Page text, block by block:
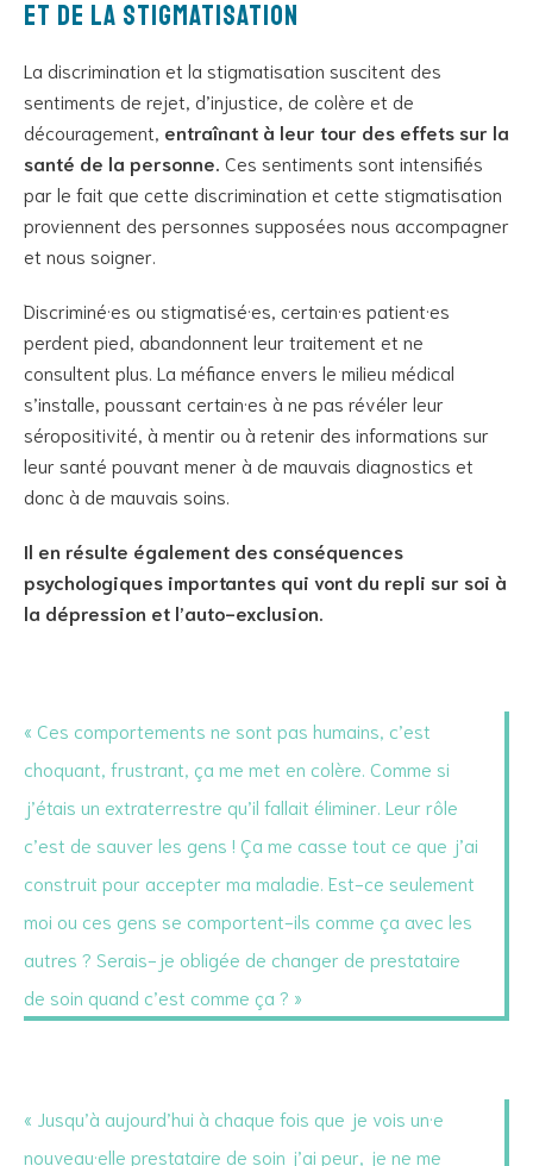
et de la stigmatisation
La discrimination et la stigmatisation suscitent des
sentiments de rejet, d’injustice, de colère et de
découragement, entraînant à leur tour des effets sur la
santé de la personne. Ces sentiments sont intensifiés
par le fait que cette discrimination et cette stigmatisation
proviennent des personnes supposées nous accompagner
et nous soigner.
Discriminé·es ou stigmatisé·es, certain·es patient·es
perdent pied, abandonnent leur traitement et ne
consultent plus. La méfiance envers le milieu médical
s’installe, poussant certain·es à ne pas révéler leur
séropositivité, à mentir ou à retenir des informations sur
leur santé pouvant mener à de mauvais diagnostics et
donc à de mauvais soins.
Il en résulte également des conséquences
psychologiques importantes qui vont du repli sur soi à
la dépression et l’auto-exclusion.
« Ces comportements ne sont pas humains, c’est
choquant, frustrant, ça me met en colère. Comme si
j’étais un extraterrestre qu’il fallait éliminer. Leur rôle
c’est de sauver les gens ! Ça me casse tout ce que j’ai
construit pour accepter ma maladie. Est-ce seulement
moi ou ces gens se comportent-ils comme ça avec les
autres ? Serais-je obligée de changer de prestataire
de soin quand c’est comme ça ? »
« Jusqu’à aujourd’hui à chaque fois que je vois un·e
nouveau·elle prestataire de soin j’ai peur, je ne me